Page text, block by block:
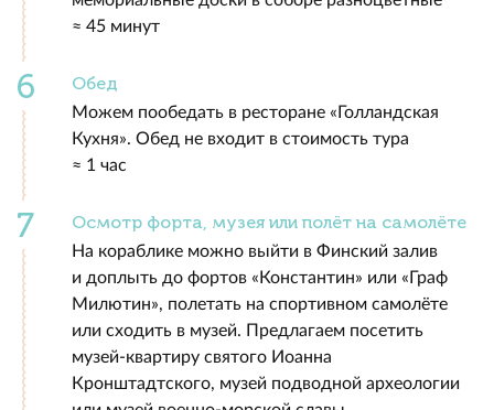
≈ 45 минут
Обед
Можем пообедать в ресторане «Голландская
Кухня». Обед не входит в стоимость тура
≈ 1 час
Осмотр форта, музея или полёт на самолёте
На кораблике можно выйти в Финский залив
и доплыть до фортов «Константин» или «Граф
Милютин», полетать на спортивном самолёте
или сходить в музей. Предлагаем посетить
музей-квартиру святого Иоанна
Кронштадтского, музей подводной археологии